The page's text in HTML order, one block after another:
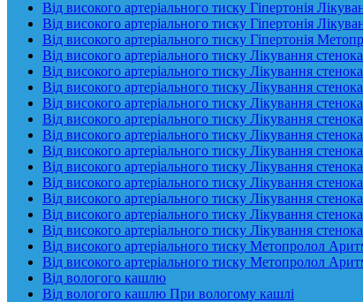
Від високого артеріального тиску Гіпертонія
Від високого артеріального тиску Гіпертонія
Від високого артеріального тиску Гіпертонія
Від високого артеріального тиску Лікування
Від високого артеріального тиску Лікування
Від високого артеріального тиску Лікування
Від високого артеріального тиску Лікування
Від високого артеріального тиску Лікування
Від високого артеріального тиску Лікування
Від високого артеріального тиску Лікування
Від високого артеріального тиску Лікування
Від високого артеріального тиску Лікування
Від високого артеріального тиску Лікування
Від високого артеріального тиску Лікування
Від високого артеріального тиску Лікування
Від високого артеріального тиску Метопролол
Від високого артеріального тиску Метопролол
Від вологого кашлю
Від вологого кашлю При вологому кашлі